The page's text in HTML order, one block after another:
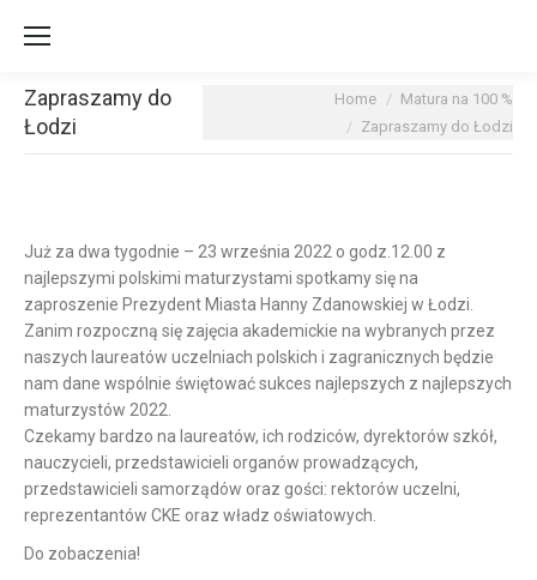
Zapraszamy do
Łodzi
Home
Matura na 100 %
Zapraszamy do Łodzi
Już za dwa tygodnie – 23 września 2022 o godz.12.00 z
najlepszymi polskimi maturzystami spotkamy się na
zaproszenie Prezydent Miasta Hanny Zdanowskiej w Łodzi.
Zanim rozpoczną się zajęcia akademickie na wybranych przez
naszych laureatów uczelniach polskich i zagranicznych będzie
nam dane wspólnie świętować sukces najlepszych z najlepszych
maturzystów 2022.
Czekamy bardzo na laureatów, ich rodziców, dyrektorów szkół,
nauczycieli, przedstawicieli organów prowadzących,
przedstawicieli samorządów oraz gości: rektorów uczelni,
reprezentantów CKE oraz władz oświatowych.
Do zobaczenia!